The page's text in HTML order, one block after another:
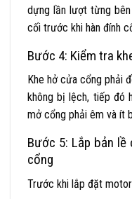
dựng lần lượt từng
cối trước khi hàn đính
Bước 4: Kiểm tra
Khe hở cửa cổng phải
không bị lệch, tiếp đó
mở cổng phải êm và ít
Bước 5: Lắp bản
cổng
Trước khi lắp đặt